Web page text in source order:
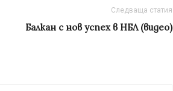
Следваща статия
Балкан с нов успех в НБЛ (видео)